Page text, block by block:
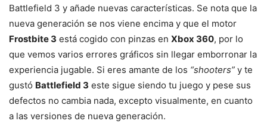
Battlefield 3 y añade nuevas características. Se nota que la
nueva generación se nos viene encima y que el motor
Frostbite 3 está cogido con pinzas en Xbox 360, por lo
que vemos varios errores gráficos sin llegar emborronar la
experiencia jugable. Si eres amante de los “shooters” y te
gustó Battlefield 3 este sigue siendo tu juego y pese sus
defectos no cambia nada, excepto visualmente, en cuanto
a las versiones de nueva generación.